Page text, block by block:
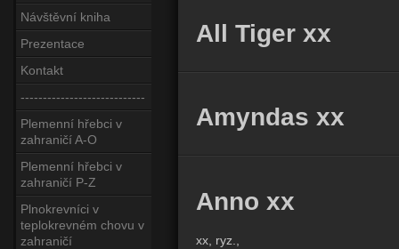
Návštěvní kniha
Prezentace
Kontakt
----------------------------
Plemenní hřebci v
zahraničí A-O
Plemenní hřebci v
zahraničí P-Z
Plnokrevníci v
teplokrevném chovu v
zahraničí
All Tiger xx
Amyndas xx
Anno xx
xx, ryz.,